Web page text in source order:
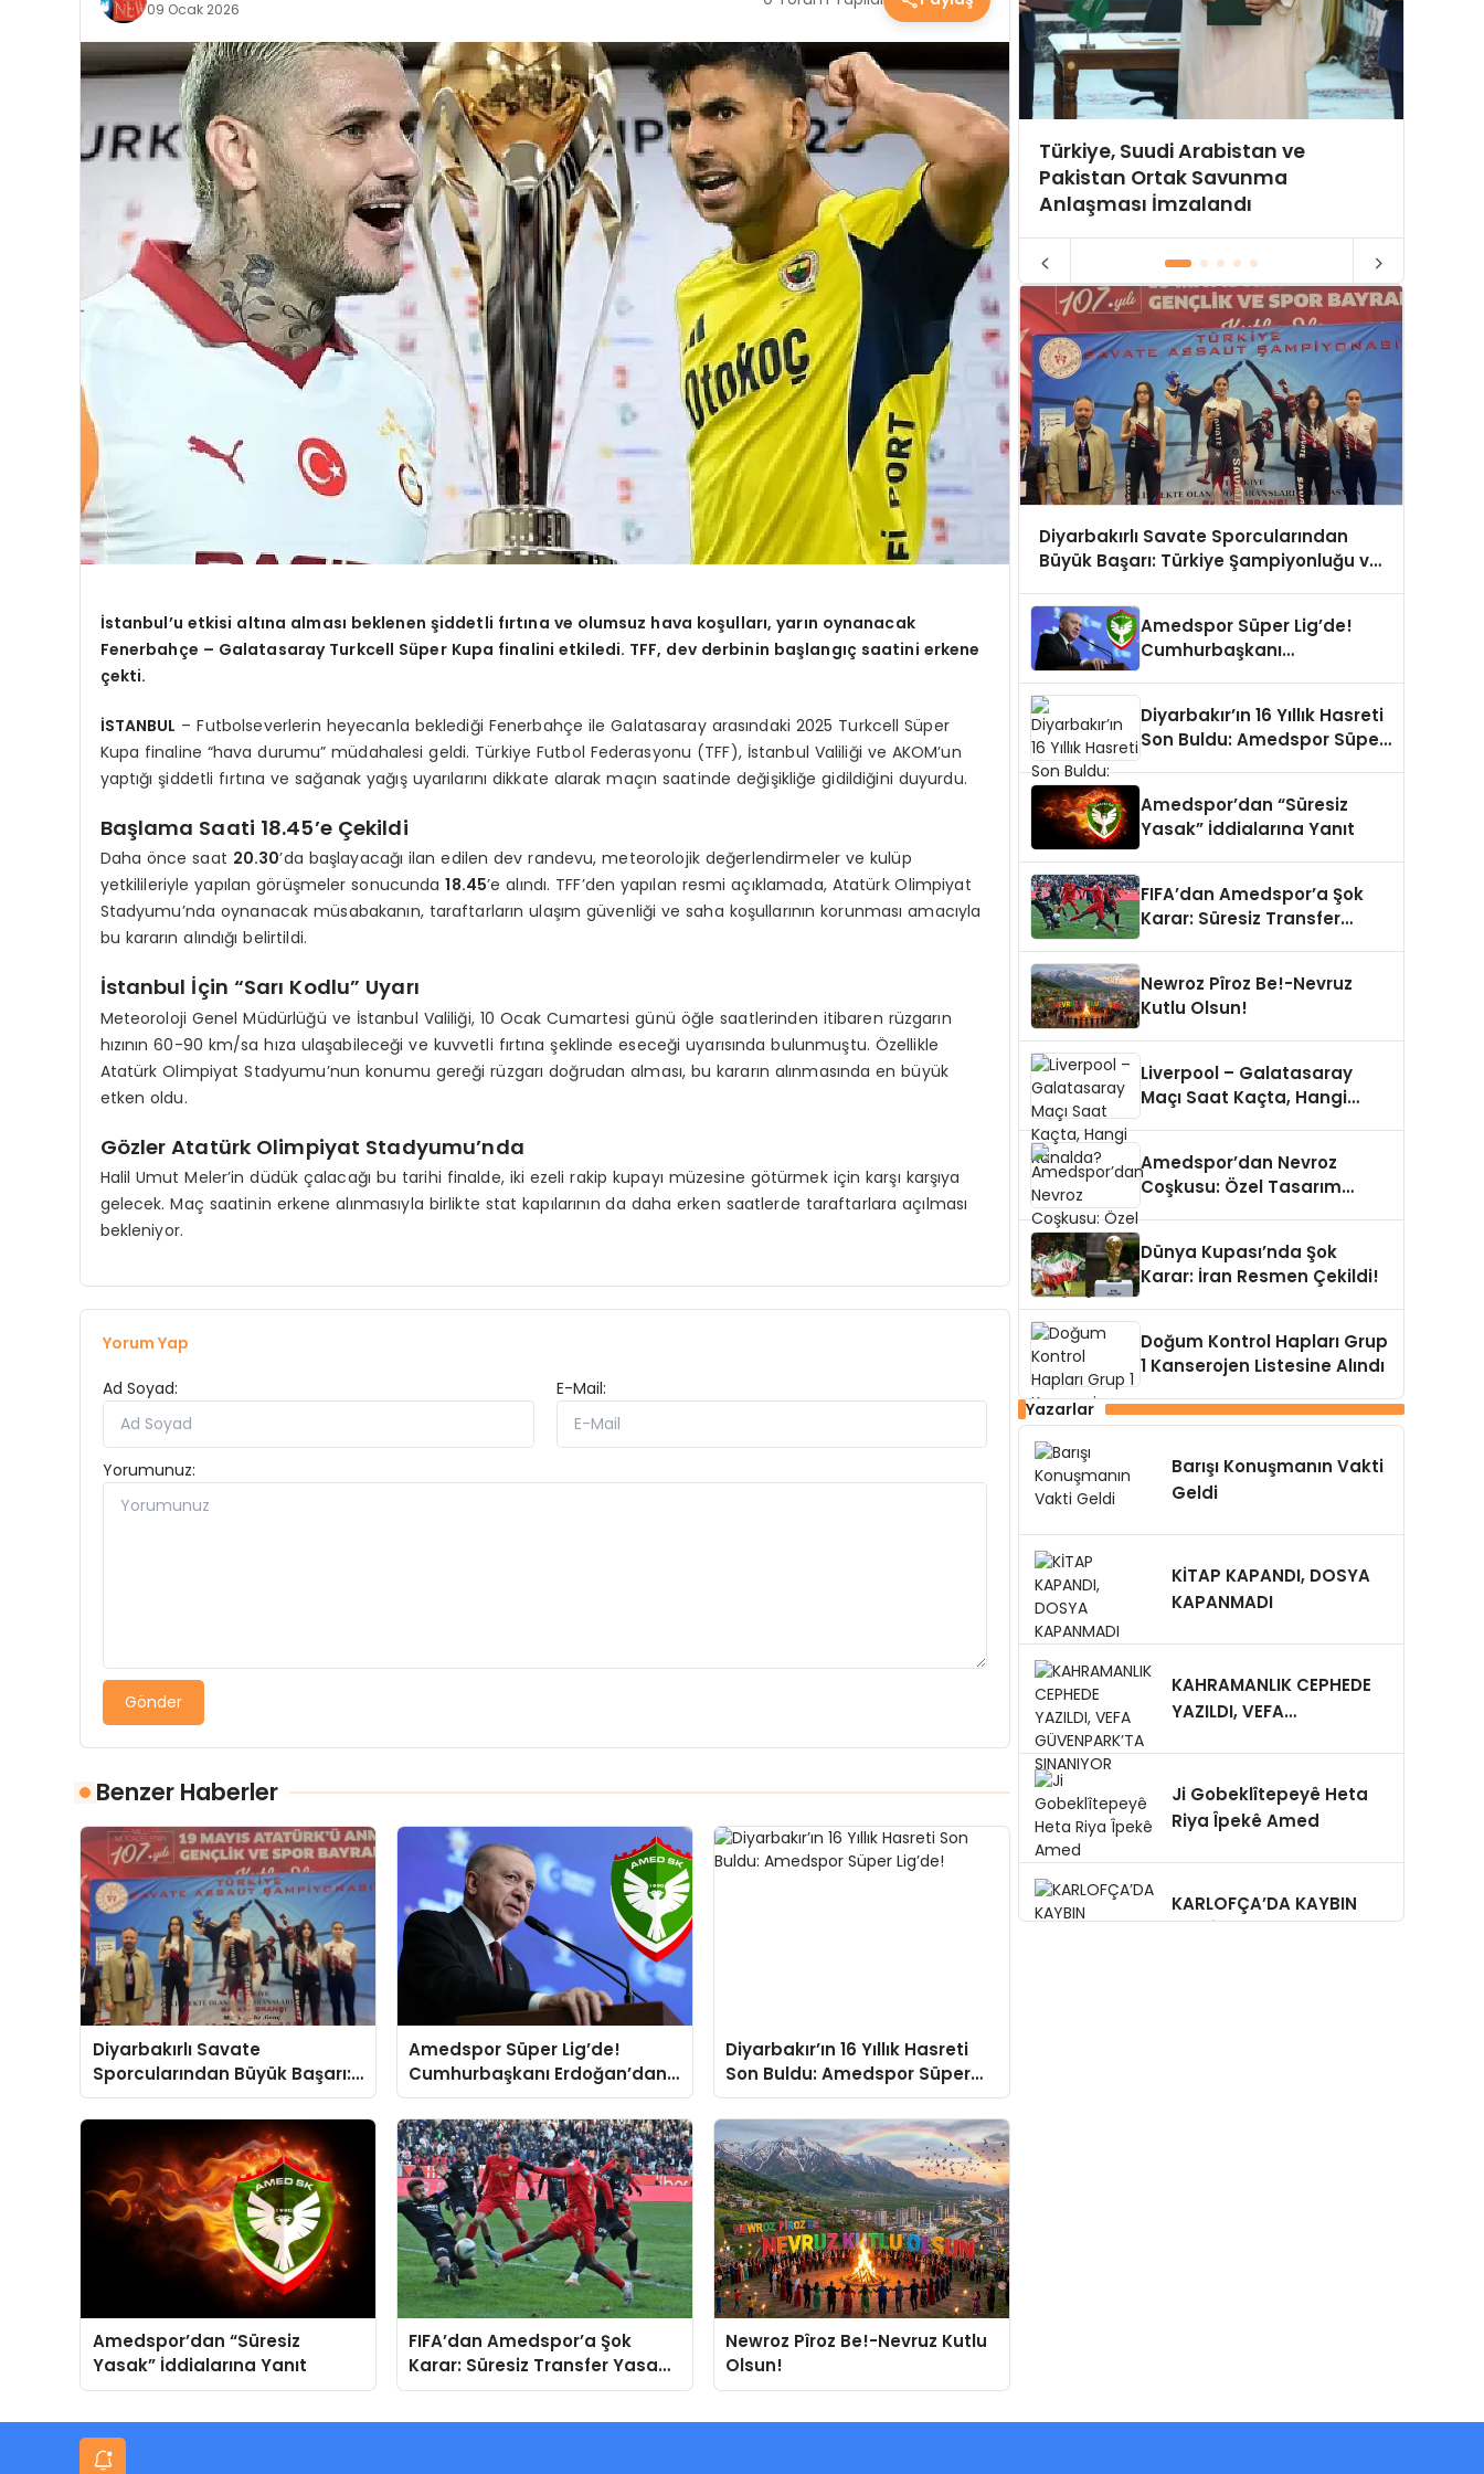
09 Ocak 2026
İstanbul’u etkisi altına alması beklenen şiddetli fırtına ve olumsuz hava koşulları, yarın oynanacak
Fenerbahçe – Galatasaray Turkcell Süper Kupa finalini etkiledi. TFF, dev derbinin başlangıç saatini erkene
çekti.
İSTANBUL – Futbolseverlerin heyecanla beklediği Fenerbahçe ile Galatasaray arasındaki 2025 Turkcell Süper
Kupa finaline “hava durumu” müdahalesi geldi. Türkiye Futbol Federasyonu (TFF), İstanbul Valiliği ve AKOM’un
yaptığı şiddetli fırtına ve sağanak yağış uyarılarını dikkate alarak maçın saatinde değişikliğe gidildiğini duyurdu.
Başlama Saati 18.45’e Çekildi
Daha önce saat 20.30’da başlayacağı ilan edilen dev randevu, meteorolojik değerlendirmeler ve kulüp
yetkilileriyle yapılan görüşmeler sonucunda18.45’e alındı. TFF’den yapılan resmi açıklamada, Atatürk Olimpiyat
Stadyumu’nda oynanacak müsabakanın, taraftarların ulaşım güvenliği ve saha koşullarının korunması amacıyla
bu kararın alındığı belirtildi.
İstanbul İçin “Sarı Kodlu” Uyarı
Meteoroloji Genel Müdürlüğü ve İstanbul Valiliği, 10 Ocak Cumartesi günü öğle saatlerinden itibaren rüzgarın
hızının 60-90 km/sa hıza ulaşabileceği ve kuvvetli fırtına şeklinde eseceği uyarısında bulunmuştu. Özellikle
Atatürk Olimpiyat Stadyumu’nun konumu gereği rüzgarı doğrudan alması, bu kararın alınmasında en büyük
etken oldu.
Gözler Atatürk Olimpiyat Stadyumu’nda
Halil Umut Meler’in düdük çalacağı bu tarihi finalde, iki ezeli rakip kupayı müzesine götürmek için karşı karşıya
gelecek. Maç saatinin erkene alınmasıyla birlikte stat kapılarının da daha erken saatlerde taraftarlara açılması
bekleniyor.
Yorum Yap
Ad Soyad: E-Mail:
Yorumunuz:
Gönder
Benzer Haberler
Diyarbakırlı Savate
Sporcularından Büyük Başarı:
Türkiye Şampiyonluğu ve Milli
Takım Gururu!
Amedspor Süper Lig’de!
Cumhurbaşkanı Erdoğan’dan
Tebrik Mesajı
Diyarbakır’ın 16 Yıllık Hasreti
Son Buldu: Amedspor Süper
Lig’de!
Amedspor’dan “Süresiz
Yasak” İddialarına Yanıt
FIFA’dan Amedspor’a Şok
Karar: Süresiz Transfer Yasağı
Getirildi!
Newroz Pîroz Be!-Nevruz Kutlu
Olsun!
Türkiye, Suudi Arabistan ve
Pakistan Ortak Savunma
Anlaşması İmzalandı
Diyarbakırlı Savate Sporcularından
Büyük Başarı: Türkiye Şampiyonluğu ve
Amedspor Süper Lig’de!
Cumhurbaşkanı
Diyarbakır’ın 16 Yıllık Hasreti
Son Buldu: Amedspor Süper
Amedspor’dan “Süresiz
Yasak” İddialarına Yanıt
FIFA’dan Amedspor’a Şok
Karar: Süresiz Transfer
Newroz Pîroz Be!-Nevruz
Kutlu Olsun!
Liverpool – Galatasaray
Maçı Saat Kaçta, Hangi
Amedspor’dan Nevroz
Coşkusu: Özel Tasarım
Dünya Kupası’nda Şok
Karar: İran Resmen Çekildi!
Doğum Kontrol Hapları Grup
1 Kanserojen Listesine Alındı
Yazarlar
Barışı Konuşmanın Vakti
Geldi
KİTAP KAPANDI, DOSYA
KAPANMADI
KAHRAMANLIK CEPHEDE
YAZILDI, VEFA
Ji Gobeklîtepeyê Heta
Riya Îpekê Amed
KARLOFÇA’DA KAYBIN